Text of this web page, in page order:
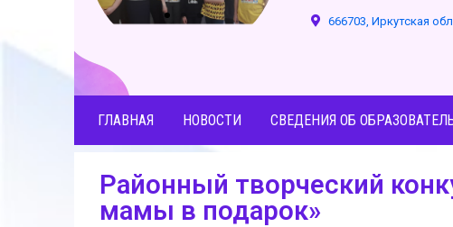
666703, Иркутская
ГЛАВНАЯ НОВОСТИ СВЕДЕНИЯ ОБ
Районный творческий
мамы в подарок»